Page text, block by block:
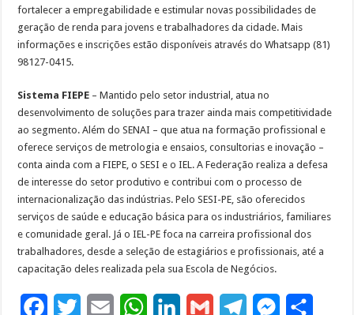
fortalecer a empregabilidade e estimular novas possibilidades de
geração de renda para jovens e trabalhadores da cidade. Mais
informações e inscrições estão disponíveis através do Whatsapp (81)
98127-0415.
Sistema FIEPE – Mantido pelo setor industrial, atua no
desenvolvimento de soluções para trazer ainda mais competitividade
ao segmento. Além do SENAI – que atua na formação profissional e
oferece serviços de metrologia e ensaios, consultorias e inovação –
conta ainda com a FIEPE, o SESI e o IEL. A Federação realiza a defesa
de interesse do setor produtivo e contribui com o processo de
internacionalização das indústrias. Pelo SESI-PE, são oferecidos
serviços de saúde e educação básica para os industriários, familiares
e comunidade geral. Já o IEL-PE foca na carreira profissional dos
trabalhadores, desde a seleção de estagiários e profissionais, até a
capacitação deles realizada pela sua Escola de Negócios.
W
M